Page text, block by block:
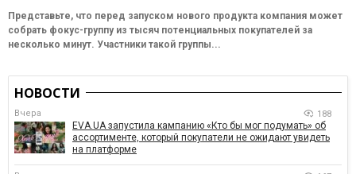
Представьте, что перед запуском нового продукта компания может
собрать фокус-группу из тысяч потенциальных покупателей за
несколько минут. Участники такой группы...
НОВОСТИ
Вчера 188
EVA.UA запустила кампанию «Кто бы мог подумать» об
ассортименте, который покупатели не ожидают увидеть
на платформе